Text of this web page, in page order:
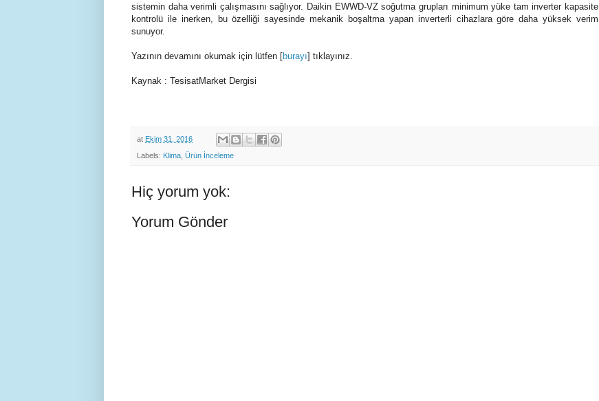
sistemin daha verimli çalışmasını sağlıyor. Daikin EWWD-VZ soğutma grupları minimum yüke tam inverter kapasite
kontrolü ile inerken, bu özelliği sayesinde mekanik boşaltma yapan inverterli cihazlara göre daha yüksek verim
sunuyor.
Yazının devamını okumak için lütfen [burayı] tıklayınız.
Kaynak : TesisatMarket Dergisi
at Ekim 31, 2016
Labels: Klima Ürün İnceleme
Hiç yorum yok:
Yorum Gönder